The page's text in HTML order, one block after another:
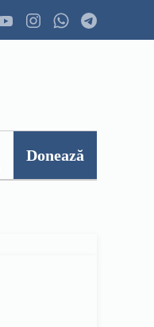
Donează